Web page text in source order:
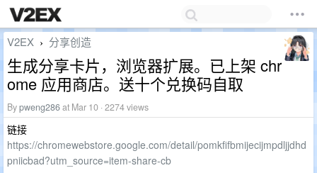
V2EX › 分享创造
生成分享卡片，浏览器扩展。已上架 chr
ome 应用商店。送十个兑换码自取
Bypweng286at Mar 10 · 2274 views
链接
https://chromewebstore.google.com/detail/pomkfifbmijecijmpdljjdhd
pniicbad?utm_source=item-share-cb